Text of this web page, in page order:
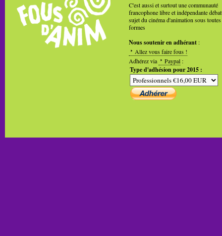
C'est aussi et surtout une communauté
francophone libre et indépendante
sujet du cinéma d'animation sous toutes
formes
Nous soutenir en adhérant :
Allez vous faire fous !
Adhérez via
Paypal :
Type d'adhésion pour 2015 :